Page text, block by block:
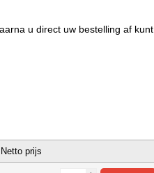
u direct uw bestelling af kunt
Netto prijs